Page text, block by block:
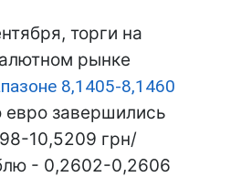
торги на
рынке
8,1405-8,1460
евро завершились
10,5209 грн/
- 0,2602-0,2606